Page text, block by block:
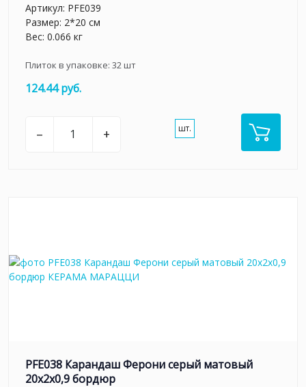
Артикул: PFE039
Размер: 2*20 см
Вес: 0.066 кг
Плиток в упаковке: 32шт
124.44 руб.
– + шт.
PFE038 Карандаш Ферони серый матовый
20x2x0,9 бордюр